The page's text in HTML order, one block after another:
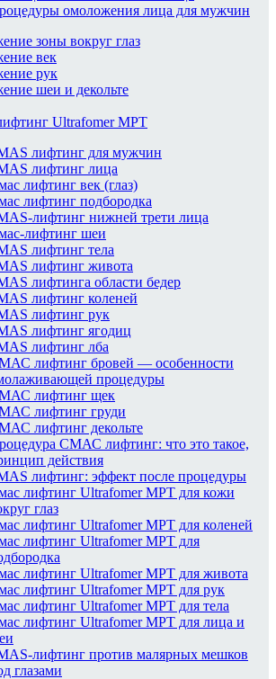
омоложения лица для мужчин
зоны вокруг глаз
век
рук
шеи и декольте
Ultrafomer MPT
лифтинг для мужчин
лифтинг лица
лифтинг век (глаз)
лифтинг подбородка
лифтинг нижней трети лица
лифтинг шеи
лифтинг тела
лифтинг живота
лифтинга области бедер
лифтинг коленей
лифтинг рук
лифтинг ягодиц
лифтинг лба
лифтинг бровей — особенности
процедуры
лифтинг щек
лифтинг груди
лифтинг декольте
СМАС лифтинг: что это такое,
действия
лифтинг: эффект после процедуры
лифтинг Ultrafomer MPT для кожи
глаз
лифтинг Ultrafomer MPT для коленей
лифтинг Ultrafomer MPT для
лифтинг Ultrafomer MPT для живота
лифтинг Ultrafomer MPT для рук
лифтинг Ultrafomer MPT для тела
лифтинг Ultrafomer MPT для лица и
лифтинг против малярных мешков
глазами